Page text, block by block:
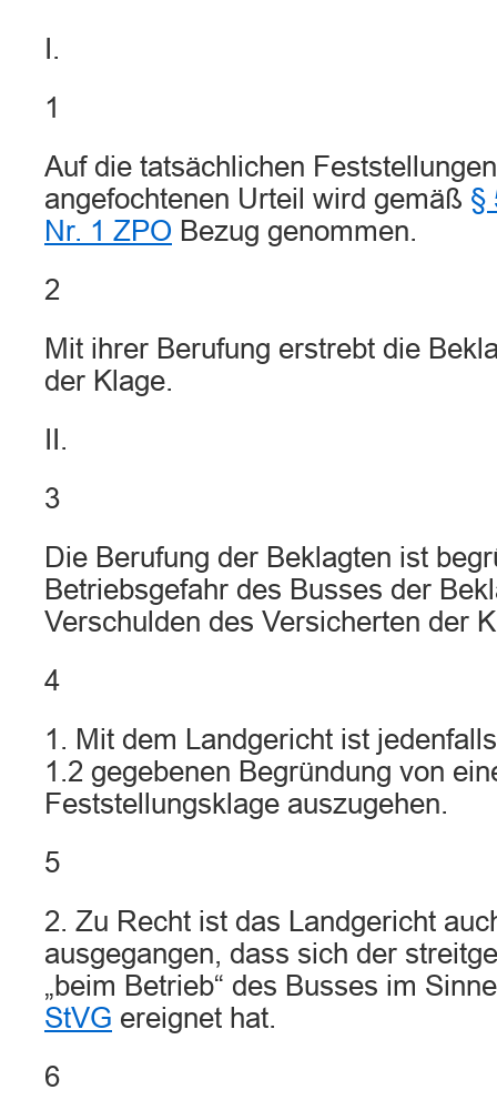
I.
1
Auf die tatsächlichen
angefochtenen Urteil wird gemäß §
Nr. 1 ZPO Bezug genommen.
2
Mit ihrer Berufung erstrebt die
der Klage.
II.
3
Die Berufung der Beklagten ist
Betriebsgefahr des Busses der
Verschulden des Versicherten der
4
1. Mit dem Landgericht ist
1.2 gegebenen Begründung von
Feststellungsklage auszugehen.
5
2. Zu Recht ist das Landgericht
ausgegangen, dass sich der
„beim Betrieb“ des Busses im
StVG ereignet hat.
6